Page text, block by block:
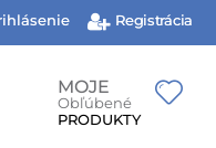
Registrácia
MOJE
Obľúbené
PRODUKTY